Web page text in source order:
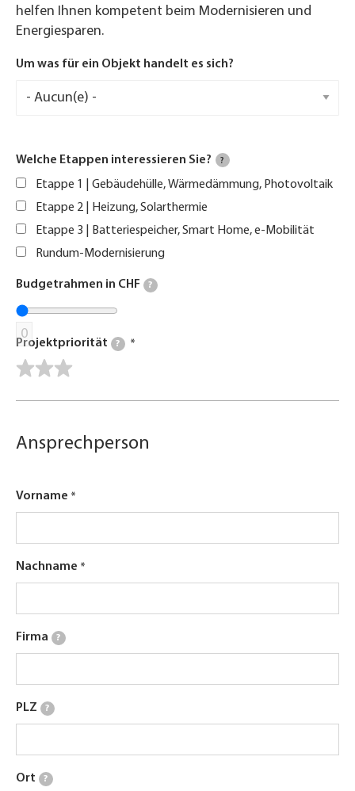
helfen Ihnen kompetent beim Modernisieren und
Energiesparen.
Um was für ein Objekt handelt es sich?
Welche Etappen interessieren Sie? ?
Etappe 1 | Gebäudehülle, Wärmedämmung, Photovoltaik
Etappe 2 | Heizung, Solarthermie
Etappe 3 | Batteriespeicher, Smart Home, e-Mobilität
Rundum-Modernisierung
Budgetrahmen in CHF ?
0
Projektpriorität ?
Ansprechperson
Vorname
Nachname
Firma ?
PLZ ?
Ort ?